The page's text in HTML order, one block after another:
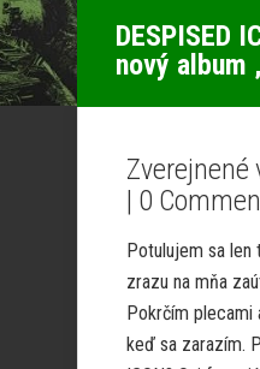
DESPISED
nový album
Zverejnené
| 0
Potulujem sa len
zrazu na mňa
Pokrčím plecami
keď sa zarazím.